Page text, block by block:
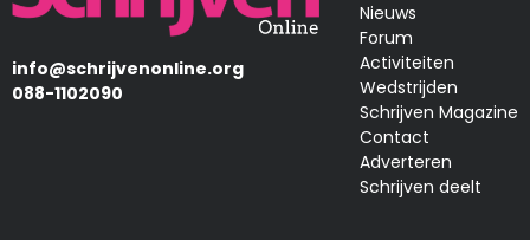
info@schrijvenonline.org
088-1102090
Nieuws
Forum
Activiteiten
Wedstrijden
Schrijven Magazine
Contact
Adverteren
Schrijven deelt